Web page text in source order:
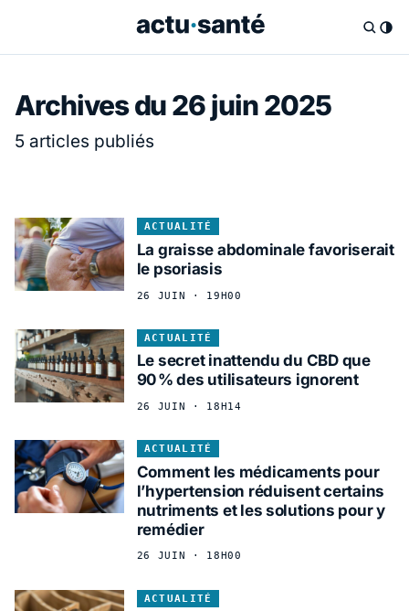
Archives du 26 juin 2025
5 articles publiés
ACTUALITÉ
La graisse abdominale favoriserait
le psoriasis
26 JUIN · 19H00
ACTUALITÉ
Le secret inattendu du CBD que
90 % des utilisateurs ignorent
26 JUIN · 18H14
ACTUALITÉ
Comment les médicaments pour
l’hypertension réduisent certains
nutriments et les solutions pour y
remédier
26 JUIN · 18H00
ACTUALITÉ